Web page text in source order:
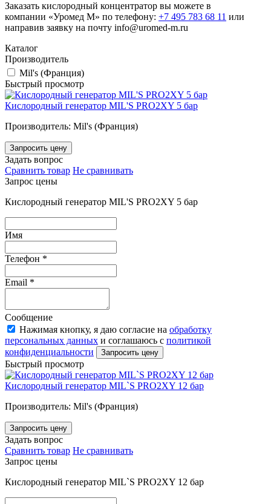
Заказать кислородный концентратор вы можете в
компании «Уромед М» по телефону: +7 495 783 68 11 или
направив заявку на почту info@uromed-m.ru
Каталог
Производитель
Mil's (Франция)
Быстрый просмотр
Кислородный генератор MIL'S PRO2XY 5 бар
Производитель: Mil's (Франция)
Запросить цену
Задать вопрос
Сравнить товар Не сравнивать
Запрос цены
Кислородный генератор MIL'S PRO2XY 5 бар
Имя
Телефон *
Email *
Сообщение
Нажимая кнопку, я даю согласие на обработку
персональных данных и соглашаюсь с политикой
конфиденциальности
Запросить цену
Быстрый просмотр
Кислородный генератор MIL`S PRO2XY 12 бар
Производитель: Mil's (Франция)
Запросить цену
Задать вопрос
Сравнить товар Не сравнивать
Запрос цены
Кислородный генератор MIL`S PRO2XY 12 бар